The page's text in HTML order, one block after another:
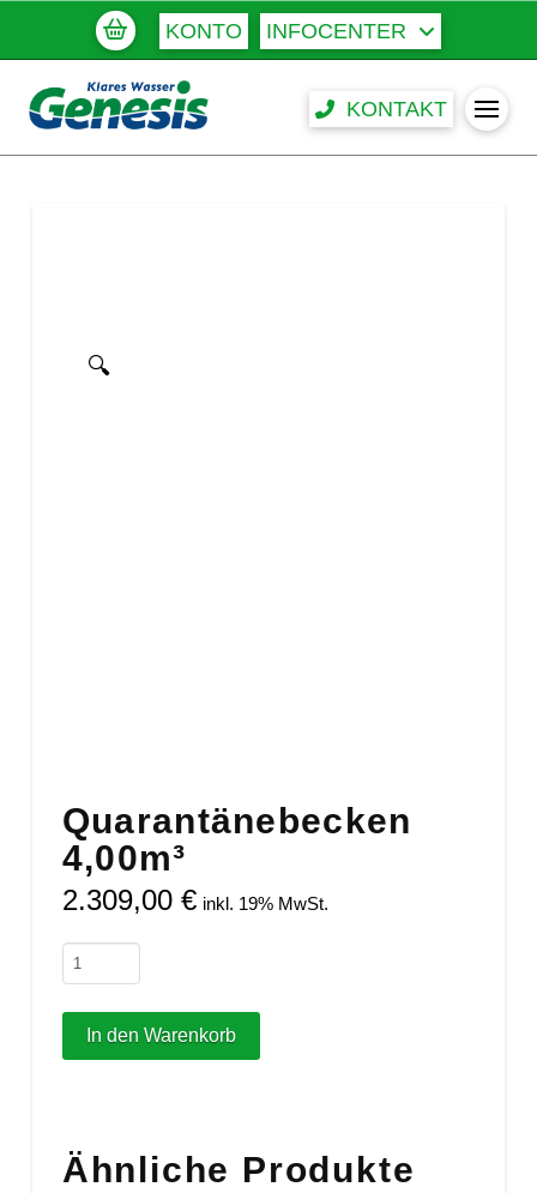
KONTO INFOCENTER
KONTAKT
🔍
Quarantänebecken
4,00m³
2.309,00 € inkl. 19% MwSt.
Quarantänebecken
Menge
In den Warenkorb
Ähnliche Produkte